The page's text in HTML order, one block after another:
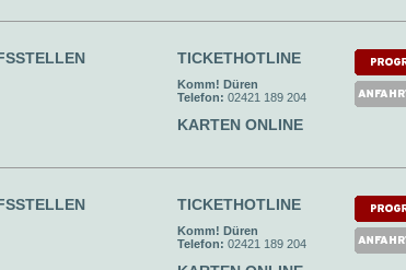
TICKETHOTLINE
Komm! Düren
Telefon: 02421 189 204
KARTEN ONLINE
TICKETHOTLINE
Komm! Düren
Telefon: 02421 189 204